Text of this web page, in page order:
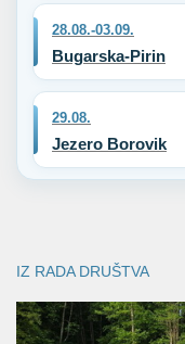
28.08.-03.09.
Bugarska-Pirin
29.08.
Jezero Borovik
IZ RADA DRUŠTVA